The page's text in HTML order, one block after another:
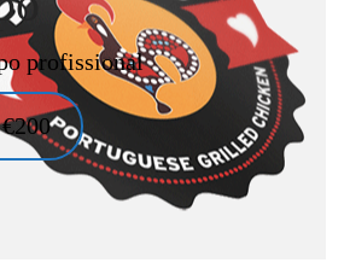
profissional